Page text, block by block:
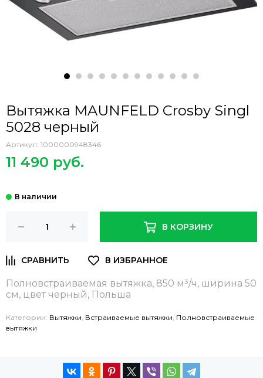
Вытяжка MAUNFELD Crosby Singl
5028 черный
Артикул: 1000000948346
11 490 руб.
В КОРЗИНУ
Полновстраиваемая вытяжка, 850 м³/ч, ширина 50
см, цвет черный, Польша
Категории: Вытяжки, Встраиваемые вытяжки, Полновстраиваемые
вытяжки